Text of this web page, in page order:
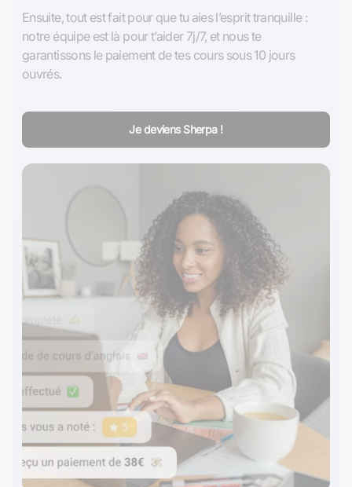
Ensuite, tout est fait pour que tu aies l’esprit tranquille :
notre équipe est là pour t’aider 7j/7, et nous te
garantissons le paiement de tes cours sous 10 jours
ouvrés.
Je deviens Sherpa !